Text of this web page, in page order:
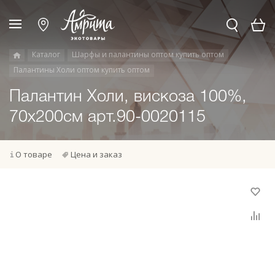
Каталог
Шарфы и палантины оптом купить оптом
Палантины Холи оптом купить оптом
Палантин Холи, вискоза 100%,
70х200см арт.90-0020115
О товаре Цена и заказ